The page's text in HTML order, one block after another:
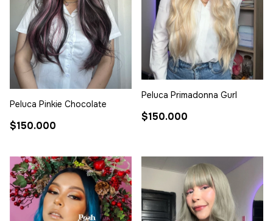
Peluca Pinkie Chocolate
$150.000
Peluca Primadonna Gurl
$150.000